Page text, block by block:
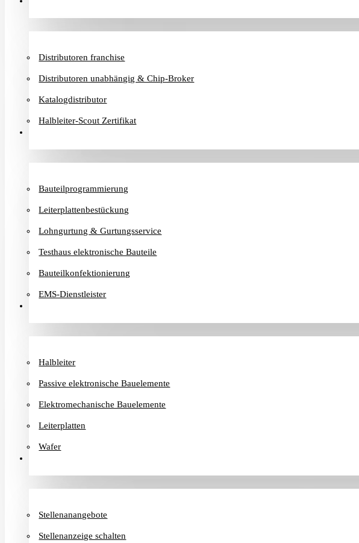
Distributoren franchise
Distributoren unabhängig & Chip-Broker
Katalogdistributor
Halbleiter-Scout Zertifikat
Bauteilprogrammierung
Leiterplattenbestückung
Lohngurtung & Gurtungsservice
Testhaus elektronische Bauteile
Bauteilkonfektionierung
EMS-Dienstleister
Halbleiter
Passive elektronische Bauelemente
Elektromechanische Bauelemente
Leiterplatten
Wafer
Stellenanangebote
Stellenanzeige schalten